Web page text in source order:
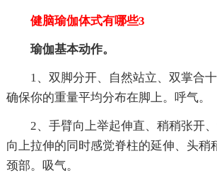
健脑瑜伽体式有哪些3
瑜伽基本动作。
1、双脚分开、自然站立、双掌合十
确保你的重量平均分布在脚上。呼气。
2、手臂向上举起伸直、稍稍张开
向上拉伸的同时感觉脊柱的延伸、头稍
颈部。吸气。